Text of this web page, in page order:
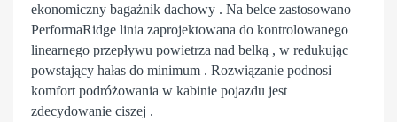
ekonomiczny bagażnik dachowy . Na belce zastosowano
PerformaRidge linia zaprojektowana do kontrolowanego
linearnego przepływu powietrza nad belką , w redukując
powstający hałas do minimum . Rozwiązanie podnosi
komfort podróżowania w kabinie pojazdu jest
zdecydowanie ciszej .